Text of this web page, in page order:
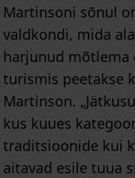
Martinsoni sõnul
valdkondi, mida
harjunud
turismis peetakse
Martinson.
kus kuues
traditsioonide kui
aitavad esile tuua